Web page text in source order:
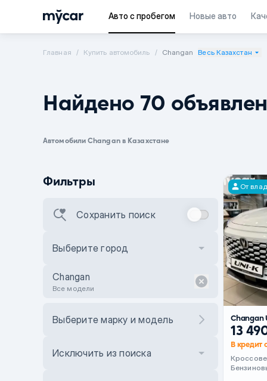
Авто с пробегом Новые авто
Главная Купить автомобиль Changan Весь Казахстан
Найдено 70
Автомобили Changan в Казахстане
Фильтры
Сохранить поиск
Выберите город
Changan
Все модели
Выберите марку и модель
Исключить из поиска
От
Changan
13
В кредит